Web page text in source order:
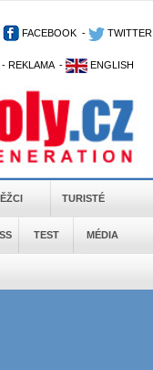
FACEBOOK - TWITTER
- REKLAMA - ENGLISH
TURISTÉ
TEST MÉDIA